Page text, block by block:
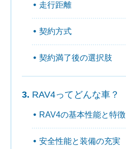
走行距離
契約方式
契約満了後の選択肢
RAV4ってどんな車？
RAV4の基本性能と特徴
安全性能と装備の充実